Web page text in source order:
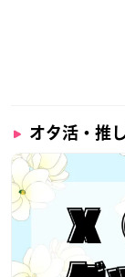
オタ活・推